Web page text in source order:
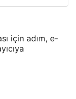
için adım, e-